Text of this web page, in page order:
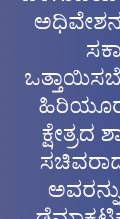
ಕ್ಷೇತ್ರದ